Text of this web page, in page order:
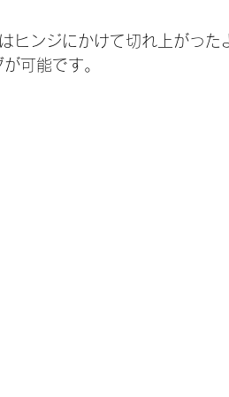
ヒンジにかけて切れ上がった
可能です。